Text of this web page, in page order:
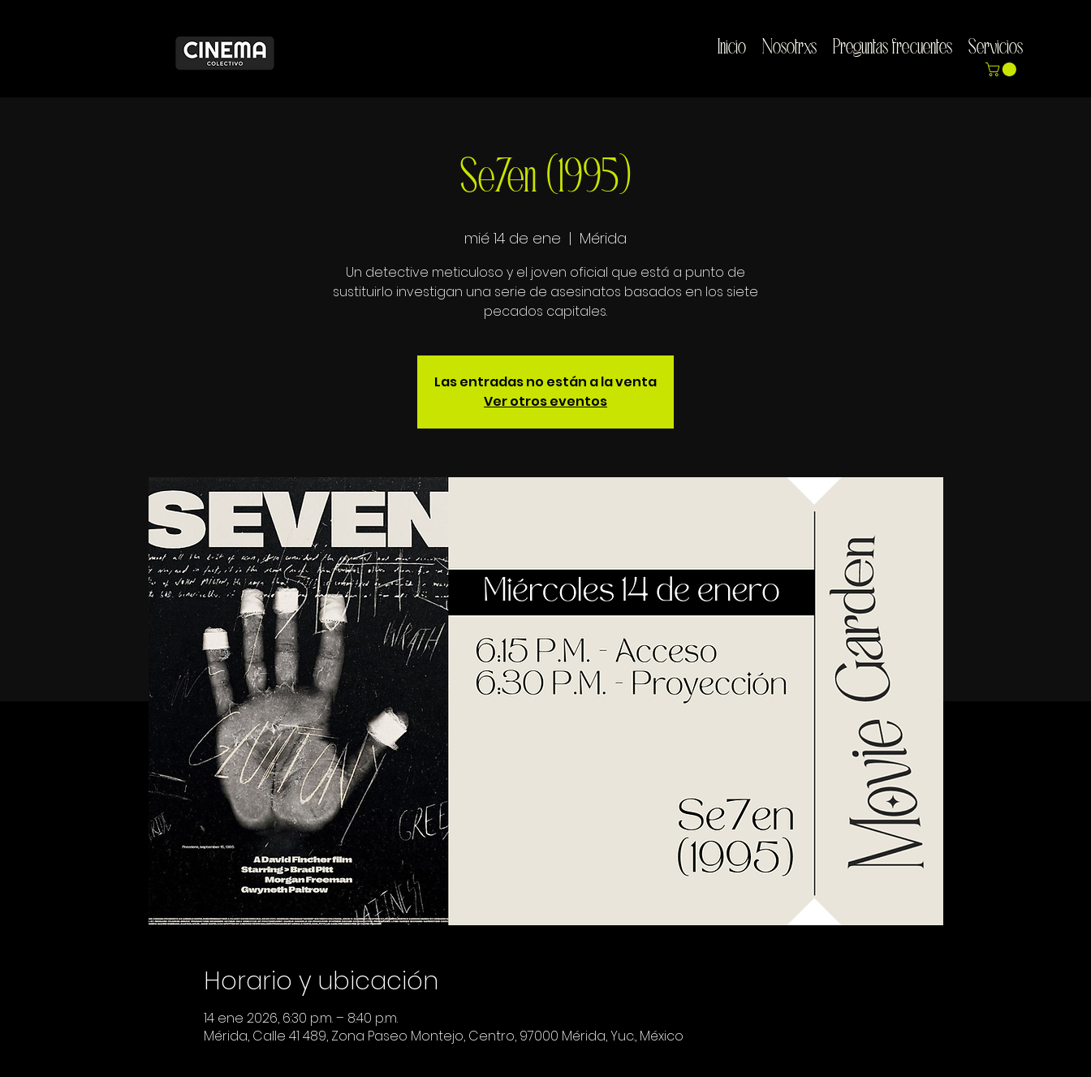
Inicio Nosotrxs Preguntas frecuentes Servicios
Se7en (1995)
mié 14 de ene
  |
Mérida
Un detective meticuloso y el joven oficial que está a punto de
sustituirlo investigan una serie de asesinatos basados en los siete
pecados capitales.
Las entradas no están a la venta
Ver otros eventos
Horario y ubicación
14 ene 2026, 6:30 p.m. – 8:40 p.m.
Mérida, Calle 41 489, Zona Paseo Montejo, Centro, 97000 Mérida, Yuc., México